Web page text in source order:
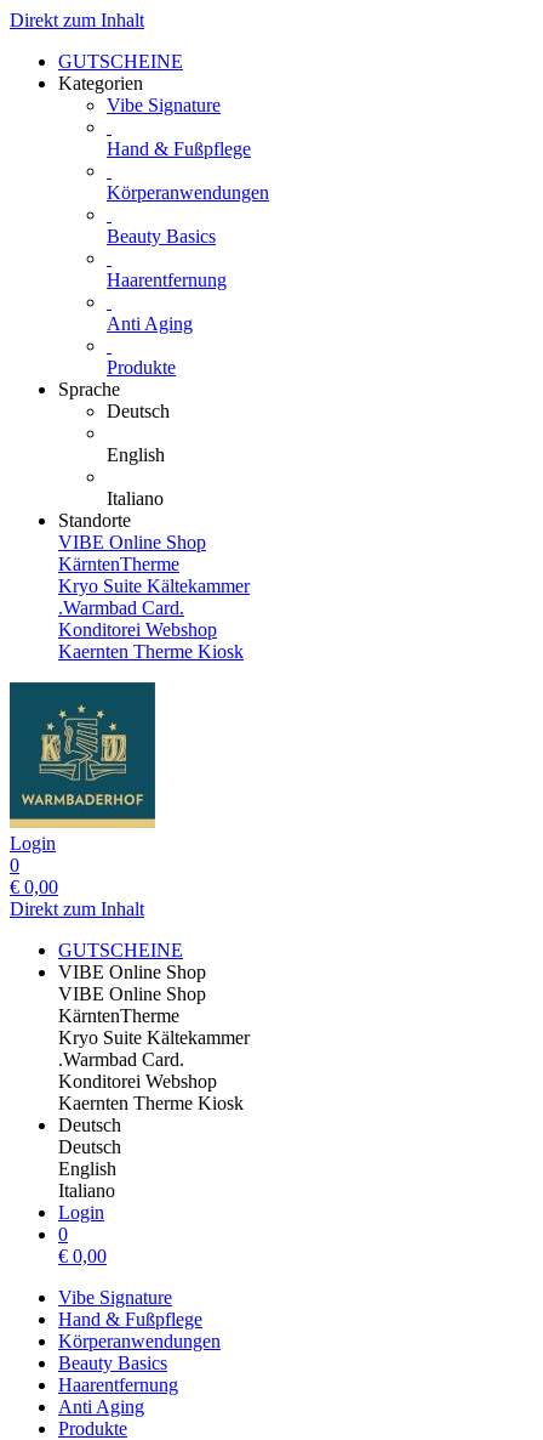
Direkt zum Inhalt
GUTSCHEINE
Kategorien
Vibe Signature
Hand & Fußpflege
Körperanwendungen
Beauty Basics
Haarentfernung
Anti Aging
Produkte
Sprache
Deutsch
English
Italiano
Standorte
VIBE Online Shop
KärntenTherme
Kryo Suite Kältekammer
.Warmbad Card.
Konditorei Webshop
Kaernten Therme Kiosk
Login
0
€ 0,00
Direkt zum Inhalt
GUTSCHEINE
VIBE Online Shop
VIBE Online Shop
KärntenTherme
Kryo Suite Kältekammer
.Warmbad Card.
Konditorei Webshop
Kaernten Therme Kiosk
Deutsch
Deutsch
English
Italiano
Login
0
€ 0,00
Vibe Signature
Hand & Fußpflege
Körperanwendungen
Beauty Basics
Haarentfernung
Anti Aging
Produkte